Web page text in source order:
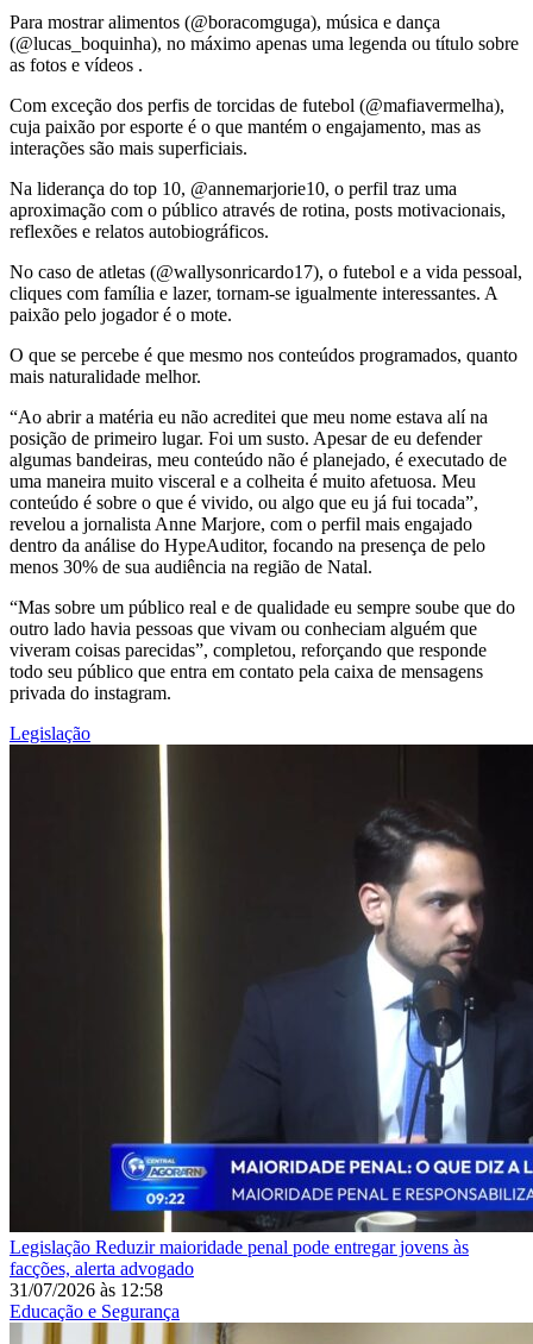
Para mostrar alimentos (@boracomguga), música e dança
(@lucas_boquinha), no máximo apenas uma legenda ou título sobre
as fotos e vídeos .
Com exceção dos perfis de torcidas de futebol (@mafiavermelha),
cuja paixão por esporte é o que mantém o engajamento, mas as
interações são mais superficiais.
Na liderança do top 10, @annemarjorie10, o perfil traz uma
aproximação com o público através de rotina, posts motivacionais,
reflexões e relatos autobiográficos.
No caso de atletas (@wallysonricardo17), o futebol e a vida pessoal,
cliques com família e lazer, tornam-se igualmente interessantes. A
paixão pelo jogador é o mote.
O que se percebe é que mesmo nos conteúdos programados, quanto
mais naturalidade melhor.
“Ao abrir a matéria eu não acreditei que meu nome estava alí na
posição de primeiro lugar. Foi um susto. Apesar de eu defender
algumas bandeiras, meu conteúdo não é planejado, é executado de
uma maneira muito visceral e a colheita é muito afetuosa. Meu
conteúdo é sobre o que é vivido, ou algo que eu já fui tocada”,
revelou a jornalista Anne Marjore, com o perfil mais engajado
dentro da análise do HypeAuditor, focando na presença de pelo
menos 30% de sua audiência na região de Natal.
“Mas sobre um público real e de qualidade eu sempre soube que do
outro lado havia pessoas que vivam ou conheciam alguém que
viveram coisas parecidas”, completou, reforçando que responde
todo seu público que entra em contato pela caixa de mensagens
privada do instagram.
Legislação
Legislação Reduzir maioridade penal pode entregar jovens às
facções, alerta advogado
31/07/2026 às 12:58
Educação e Segurança